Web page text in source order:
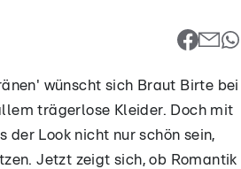
wünscht sich Braut Birte bei
trägerlose Kleider. Doch mit
der Look nicht nur schön sein,
Jetzt zeigt sich, ob Romantik